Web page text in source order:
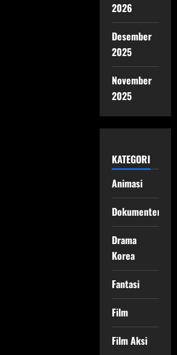
2026
Desember
2025
November
2025
KATEGORI
Animasi
Dokumenter
Drama
Korea
Fantasi
Film
Film Aksi